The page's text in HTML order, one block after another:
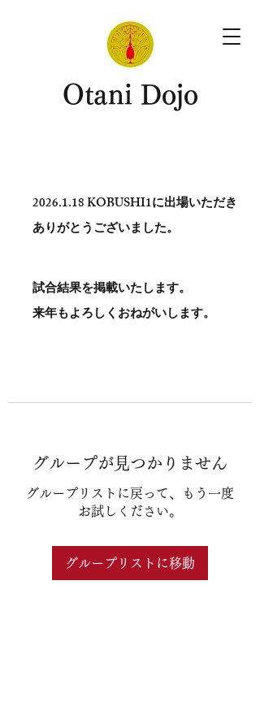
​Otani Dojo
2026.1.18KOBUSHI1に出場いただき
ありがとう​ございました。
試合結果を掲載いたします。
​来年もよろしくおねがいします。
グループが見つかりません
グループリストに戻って、もう一度
お試しください。
グループリストに移動